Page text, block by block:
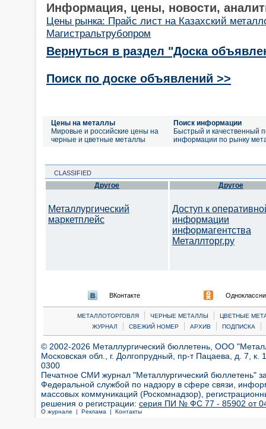
Информация, цены, новости,
Цены рынка: Прайс лист на Казахский
Магистральтрубопром
Вернуться в раздел "Доска
Поиск по доске объявлений >>
Цены на металлы
Мировые и российские цены на
черные и цветные металлы
Поиск информации
Быстрый и качественный
информации по рынку
CLASSIFIED
Другое
Металлургический
маркетплейс
Другое
Доступ к
информации
информагентства
Металлторг.ру
ВКонтакте
МЕТАЛЛОТОРГОВЛЯ | ЧЕРНЫЕ МЕТАЛЛЫ |
ЦВЕТНЫЕ
ЖУРНАЛ
| СВЕЖИЙ НОМЕР | АРХИВ | ПОДПИСКА |
© 2002-2026 Металлургический бюллетень, ООО
Московская обл., г. Долгопрудный, пр-т Пацаева, д. 7,
0300
Печатное СМИ журнал "Металлургический бюллетень"
Федеральной службой по надзору в сфере связи,
массовых коммуникаций (Роскомнадзор),
решения о регистрации: серия ПИ № ФС 77 - 85902 от 04
О журнале | Реклама | Контакты